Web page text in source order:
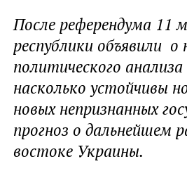
После референдума 11
республики объявили
политического
насколько устойчивы
новых непризнанных
прогноз о дальнейшем
востоке Украины.